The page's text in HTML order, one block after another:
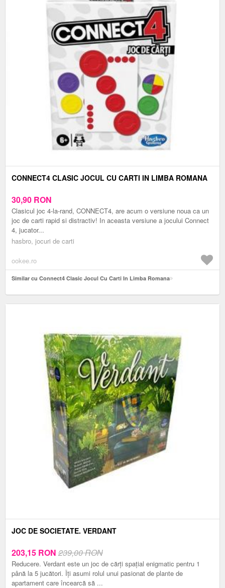
CONNECT4 CLASIC JOCUL CU CARTI IN LIMBA ROMANA
30,90 RON
Clasicul joc 4-la-rand, CONNECT4, are acum o versiune noua ca un
joc de carti rapid si distractiv! In aceasta versiune a jocului Connect
4, jucator...
hasbro, jocuri de carti
ookee.ro
Similar cu Connect4 Clasic Jocul Cu Carti In Limba Romana
JOC DE SOCIETATE. VERDANT
203,15 RON 239,00 RON
Reducere. Verdant este un joc de cărți spațial enigmatic pentru 1
până la 5 jucători. Îți asumi rolul unui pasionat de plante de
apartament care încearcă să ...